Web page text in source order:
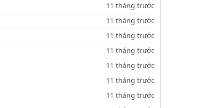
11 tháng trước
11 tháng trước
11 tháng trước
11 tháng trước
11 tháng trước
11 tháng trước
11 tháng trước